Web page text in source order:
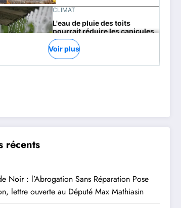
récents
Noir : l’Abrogation Sans Réparation Pose
lettre ouverte au Député Max Mathiasin